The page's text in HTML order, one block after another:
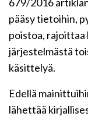
pääsy tietoihin,
poistoa,
järjestelmästä
käsittelyä.
Edellä
lähettää